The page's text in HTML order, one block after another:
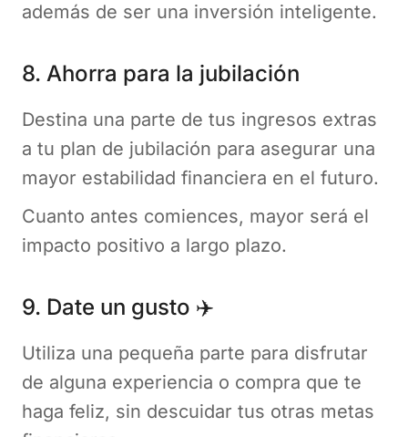
además de ser una inversión inteligente​.
8. Ahorra para la jubilación
Destina una parte de tus ingresos extras
a tu plan de jubilación para asegurar una
mayor estabilidad financiera en el futuro.
Cuanto antes comiences, mayor será el
impacto positivo a largo plazo​.
9. Date un gusto ✈️
Utiliza una pequeña parte para disfrutar
de alguna experiencia o compra que te
haga feliz, sin descuidar tus otras metas